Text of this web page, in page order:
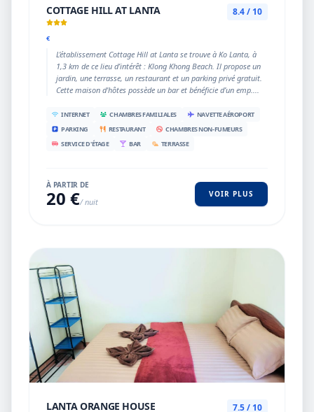
COTTAGE HILL AT LANTA
€
8.4 / 10
L’établissement Cottage Hill at Lanta se trouve à Ko Lanta, à
1,3 km de ce lieu d’intérêt : Klong Khong Beach. Il propose un
jardin, une terrasse, un restaurant et un parking privé gratuit.
Cette maison d'hôtes possède un bar et bénéficie d’un emp....
INTERNET CHAMBRES FAMILIALES
NAVETTE AÉROPORT
PARKING
RESTAURANT
CHAMBRES NON-FUMEURS
SERVICE D'ÉTAGE
BAR TERRASSE
À PARTIR DE
20 €/ nuit
VOIR PLUS
LANTA ORANGE HOUSE 7.5 / 10